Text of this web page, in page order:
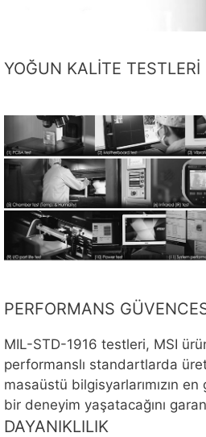
YOĞUN KALİTE TESTLERİ
PERFORMANS
MIL-STD-1916 testleri, MSI
performanslı standartlarda
masaüstü bilgisyarlarımızın
bir deneyim yaşatacağını
DAYANIKLILIK